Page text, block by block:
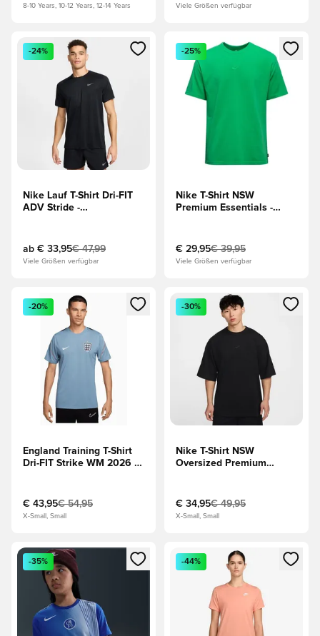
8-10 Years, 10-12 Years, 12-14 Years Viele Größen verfügbar
Öffnet ein Fenster zum Anmelden oder Registrieren als
-24%
Nike Lauf T-Shirt Dri-FIT
ADV Stride -
ab € 33,95€ 47,99
Viele Größen verfügbar
Öffnet ein Fenster zum
-25%
Nike T-Shirt NSW
Premium Essentials -
€ 29,95€ 39,95
Viele Größen verfügbar
Öffnet ein Fenster zum Anmelden oder Registrieren als
-20%
England Training T-Shirt
Dri-FIT Strike WM 2026 -
€ 43,95€ 54,95
X-Small, Small
Öffnet ein Fenster zum
-30%
Nike T-Shirt NSW
Oversized Premium
€ 34,95€ 49,95
X-Small, Small
Öffnet ein Fenster zum Anmelden oder Registrieren als
-35%
Öffnet ein Fenster zum
-44%